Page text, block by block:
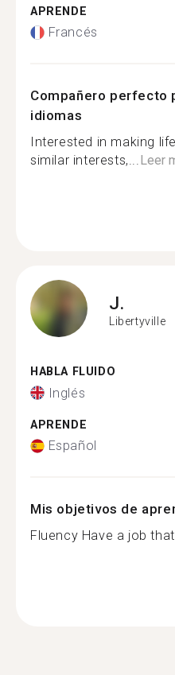
APRENDE
Francés
Compañero perfecto
idiomas
Interested in making
similar interests,...Leer
J.
Libertyville
HABLA FLUIDO
Inglés
APRENDE
Español
Mis objetivos de
Fluency Have a job